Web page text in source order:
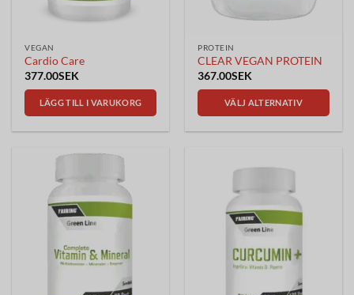
VEGAN
Cardio Care
377.00SEK
LÄGG TILL I VARUKORG
PROTEIN
CLEAR VEGAN PROTEIN
367.00SEK
VÄLJ ALTERNATIV
varianter.
alternativen